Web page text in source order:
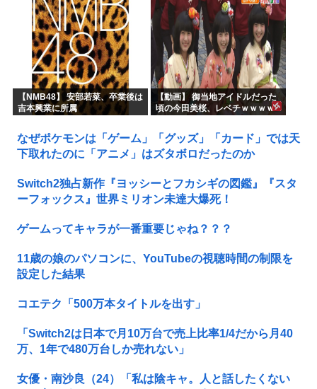
【NMB48】 安部若菜、卒業後は
吉本興業に所属
【動画】 御当地アイドルだった
頃の今田美桜、レベチｗｗｗｗ
なぜポケモンは「ゲーム」「グッズ」「カード」では天
下取れたのに「アニメ」はズタボロだったのか
Switch2独占新作『ヨッシーとフカシギの図鑑』『スタ
ーフォックス』世界ミリオン未達大爆死！
ゲームってキャラが一番重要じゃね？？？
11歳の娘のパソコンに、YouTubeの視聴時間の制限を
設定した結果
コエテク「500万本タイトルを出す」
「Switch2は日本で月10万台で売上比率1/4だから月40
万、1年で480万台しか売れない」
女優・南沙良（24）「私は陰キャ。人と話したくない